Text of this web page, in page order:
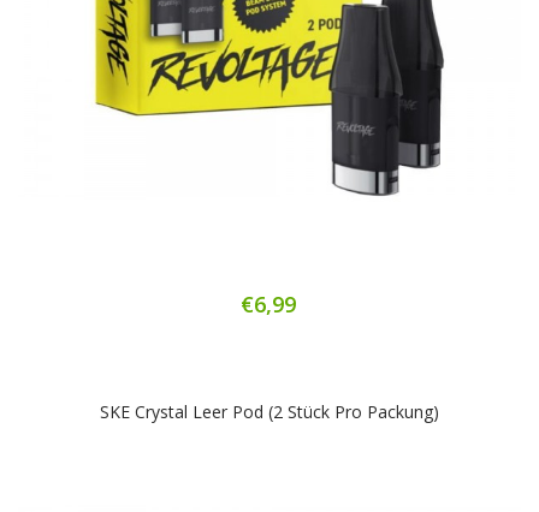
€6,99
SKE Crystal Leer Pod (2 Stück Pro Packung)